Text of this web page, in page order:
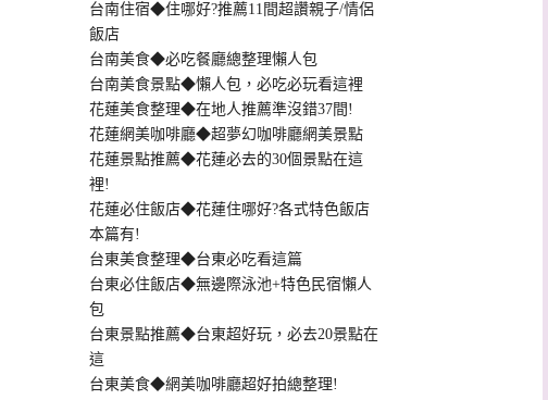
台南住宿◆住哪好?推薦11間超讚親子/情侶
飯店
台南美食◆必吃餐廳總整理懶人包
台南美食景點◆懶人包，必吃必玩看這裡
花蓮美食整理◆在地人推薦準沒錯37間!
花蓮網美咖啡廳◆超夢幻咖啡廳網美景點
花蓮景點推薦◆花蓮必去的30個景點在這
裡!
花蓮必住飯店◆花蓮住哪好?各式特色飯店
本篇有!
台東美食整理◆台東必吃看這篇
台東必住飯店◆無邊際泳池+特色民宿懶人
包
台東景點推薦◆台東超好玩，必去20景點在
這
台東美食◆網美咖啡廳超好拍總整理!